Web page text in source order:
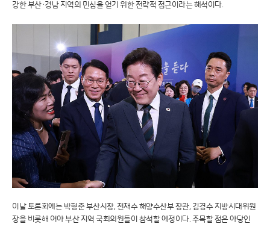
강한 부산·경남 지역의 민심을 얻기 위한 전략적 접근이라는 해석이다.
이날 토론회에는 박형준 부산시장, 전재수 해양수산부 장관, 김경수 지방시대위원
장을 비롯해 여야 부산 지역 국회의원들이 참석할 예정이다. 주목할 점은 야당인